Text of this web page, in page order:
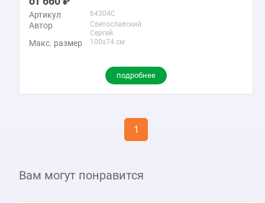
Артикул 64304C
Автор
Светославский
Сергей
Макс. размер 100x74 см
подробнее
1
Вам могут понравится